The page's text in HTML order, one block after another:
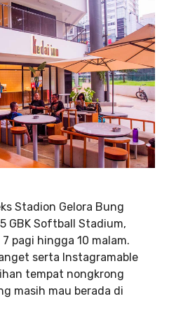
Stadion Gelora Bung
GBK Softball Stadium,
pagi hingga 10 malam.
serta Instagramable
tempat nongkrong
masih mau berada di